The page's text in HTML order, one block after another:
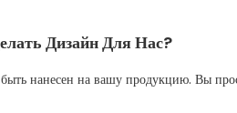
Дизайн Для Нас?
нанесен на вашу продукцию. Вы